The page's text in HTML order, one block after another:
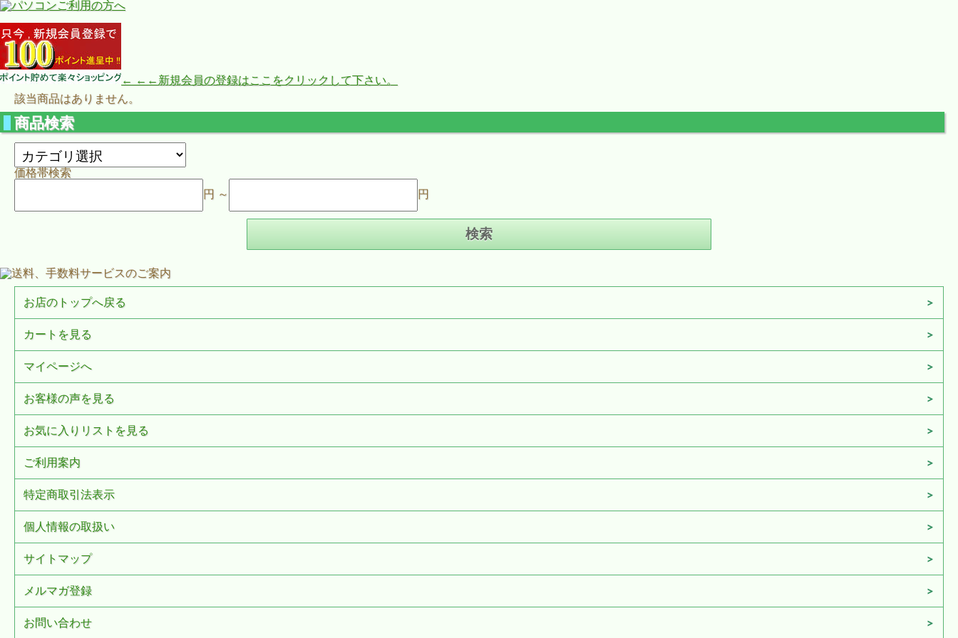
← ←←新規会員の登録はここをクリックして下さい。
該当商品はありません。
商品検索
価格帯検索
円 ～
円
お店のトップへ戻る
カートを見る
マイページへ
お客様の声を見る
お気に入りリストを見る
ご利用案内
特定商取引法表示
個人情報の取扱い
サイトマップ
メルマガ登録
お問い合わせ